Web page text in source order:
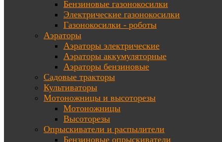
Бензиновые газонокосилки
Электрические газонокосилки
Газонокосилки - роботы
Аэраторы
Аэраторы электрические
Аэраторы аккумуляторные
Аэраторы бензиновые
Садовые тракторы
Культиваторы
Мотоножницы и высоторезы
Мотоножницы
Высоторезы
Опрыскиватели и распылители
Бензиновые опрыскиватели